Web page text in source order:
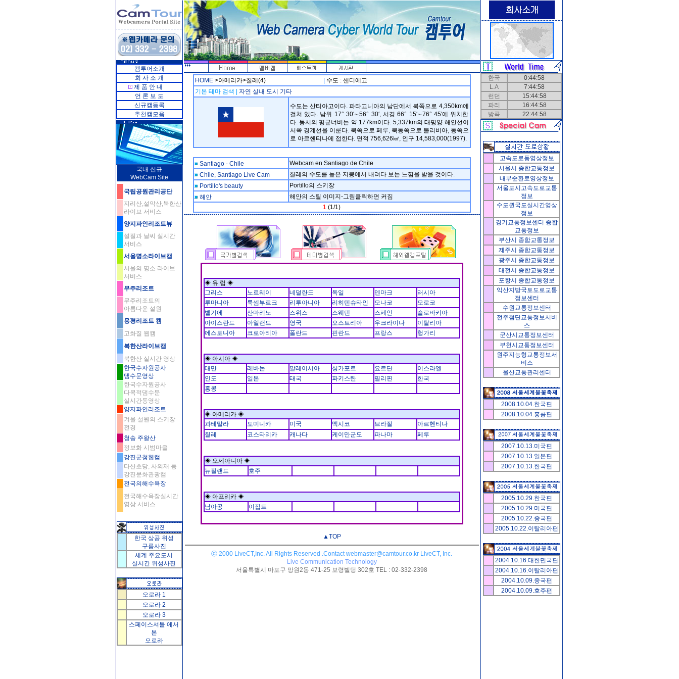
캠투어소개
회 사 소 개
제 품 안 내
언 론 보 도
신규캠등록
추천캠모음
국내 신규
WebCam Site
국립공원관리공단
지리산,설악산,북한산
라이브 서비스
양지파인리조트뷰
설질과 날씨 실시간
서비스
서울명소라이브캠
서울의 명소 라이브
서비스
무주리조트
무주리조트의
아름다운 설원
용평리조트 캠
고화질 웹캠
북한산라이브캠
북한산 실시간 영상
한국수자원공사
댐수문영상
한국수자원공사
다목적댐수문
실시간동영상
양지파인리조트
겨울 설원의 스키장
전경
청송 주왕산
정보화 시범마을
강진군청웹캠
다산초당, 사의재 등
강진문화관광캠
전국의해수욕장
전국해수욕장실시간
영상 서비스
한국 상공 위성
구름사진
세계 주요도시
실시간 위성사진
오로라 1
오로라 2
오로라 3
스페이스셔틀 에서
본
오로라
HOME>아메리카>칠레(4)
수도 : 샌디에고
기본 테마 검색 |
자연 실내 도시 기타
수도는 산티아고이다. 파타고니아의 남단에서 북쪽으로 4,350km에
걸쳐 있다. 남위 17° 30′∼56° 30′, 서경 66° 15′∼76° 45′에 위치한
다. 동서의 평균너비는 약 177km이다. 5,337km의 태평양 해안선이
서쪽 경계선을 이룬다. 북쪽으로 페루, 북동쪽으로 볼리비아, 동쪽으
로 아르헨티나에 접한다. 면적 756,626㎢, 인구 14,583,000(1997).
Santiago - Chile
Webcam en Santiago de Chile
Chile, Santiago Live Cam
칠레의 수도를 높은 지붕에서 내려다 보는 느낌을 받을 것이다.
Portillo's beauty
Portillo의 스키장
해안
해안의 스틸 이미지-그림클릭하면 커짐
1 (1/1)
◈ 유 럽 ◈
그리스
노르웨이 네덜란드 독일 덴마크
러시아
루마니아
룩셈부르크 리투아니아 리히텐슈타인 모나코
모로코
벨기에
산마리노 스위스 스웨덴 스페인
슬로바키아
아이스란드
아일랜드 영국 오스트리아 우크라이나
이탈리아
에스토니아
크로아티아 폴란드 핀란드 프랑스 헝가리
◈ 아시아 ◈
대만
레바논 말레이시아 싱가포르 요르단
이스라엘
인도
일본 태국 파키스탄 필리핀
한국
홍콩
◈ 아메리카 ◈
과테말라
도미니카 미국 멕시코 브라질
아르헨티나
칠레
코스타리카 캐나다 케이만군도 파나마 페루
◈ 오세아니아 ◈
뉴질랜드
호주
◈ 아프리카 ◈
남아공
이집트
▲TOP
ⓒ 2000 LiveCT,Inc. All Rights Reserved .Contact webmaster@camtour.co.kr LiveCT, Inc.
Live Communication Technology
서울특별시 마포구 망원2동 471-25 보령빌딩 302호 TEL : 02-332-2398
한국
0:44:58
L.A
7:44:58
런던
15:44:58
파리
16:44:58
방콕
22:44:58
고속도로동영상정보
서울시
종합교통정보
내부순환로영상정보
서울도시고속도로교통
정보
수도권국도실시간영상
정보
경기교통정보센터 종합
교통정보
부산시
종합교통정보
제주시
종합교통정보
광주시
종합교통정보
대전시
종합교통정보
포항시
종합교통정보
익산지방국토도로교통
정보센터
수원교통정보센터
전주첨단교통정보서비
스
군산시교통정보센터
부천시교통정보센터
원주지능형교통정보서
비스
울산교통관리센터
2008.10.04.한국편
2008.10.04.홍콩편
2007.10.13.미국편
2007.10.13.일본편
2007.10.13.한국편
2005.10.29.한국편
2005.10.29.미국편
2005.10.22.중국편
2005.10.22.이탈리아편
2004.10.16.대한민국편
2004.10.16.이탈리아편
2004.10.09.중국편
2004.10.09.호주편